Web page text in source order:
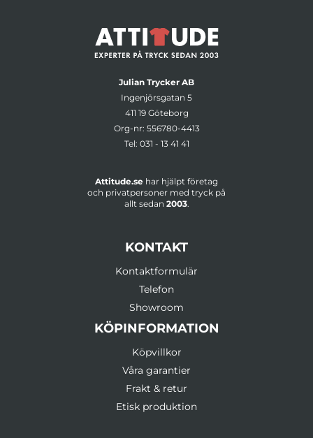
Julian Trycker AB
Ingenjörsgatan 5
411 19 Göteborg
Org-nr: 556780-4413
Tel: 031 - 13 41 41
Attitude.se har hjälpt företag
och privatpersoner med tryck på
allt sedan 2003.
KONTAKT
Kontaktformulär
Telefon
Showroom
KÖPINFORMATION
Köpvillkor
Våra garantier
Frakt & retur
Etisk produktion